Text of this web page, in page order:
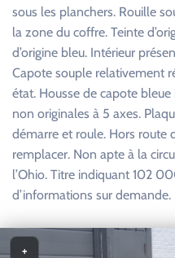
sous les planchers. Rouille
la zone du coffre. Teinte
d’origine bleu. Intérieur
Capote souple relativement
état. Housse de capote bleue
non originales à 5 axes.
démarre et roule. Hors route
remplacer. Non apte à la
l’Ohio. Titre indiquant 102
d’informations sur demande.
+